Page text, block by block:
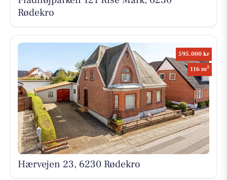
Rødekro
595.000 kr
116 m2
Hærvejen 23, 6230 Rødekro